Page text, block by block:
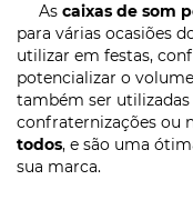
As caixas de som
para várias ocasiões
utilizar em festas,
potencializar o
também ser
confraternizações ou
todos, e são uma
sua marca.